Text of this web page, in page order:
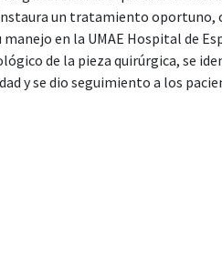
un tratamiento oportuno,
en la UMAE Hospital de
de la pieza quirúrgica, se
y se dio seguimiento a los